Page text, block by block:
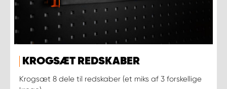
KROGSÆT REDSKABER
Krogsæt 8 dele til redskaber (et miks af 3 forskellige